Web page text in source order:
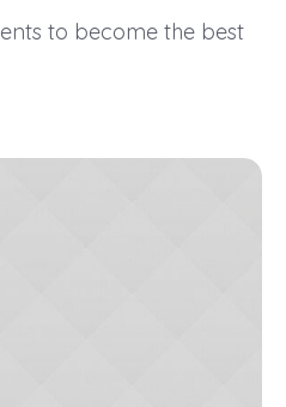
to become the best